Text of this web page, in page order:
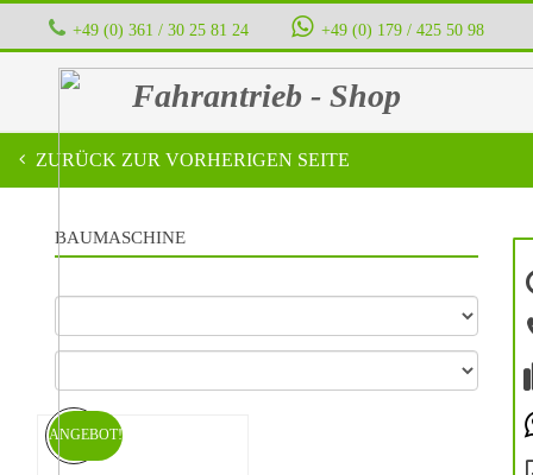
+49 (0) 361 / 30 25 81 24 ‭ ‭ ‭ ‭ +49 (0) 179 / 425 50 98
Fahrantrieb - Shop
ZURÜCK ZUR VORHERIGEN SEITE
BAUMASCHINE
ANGEBOT!